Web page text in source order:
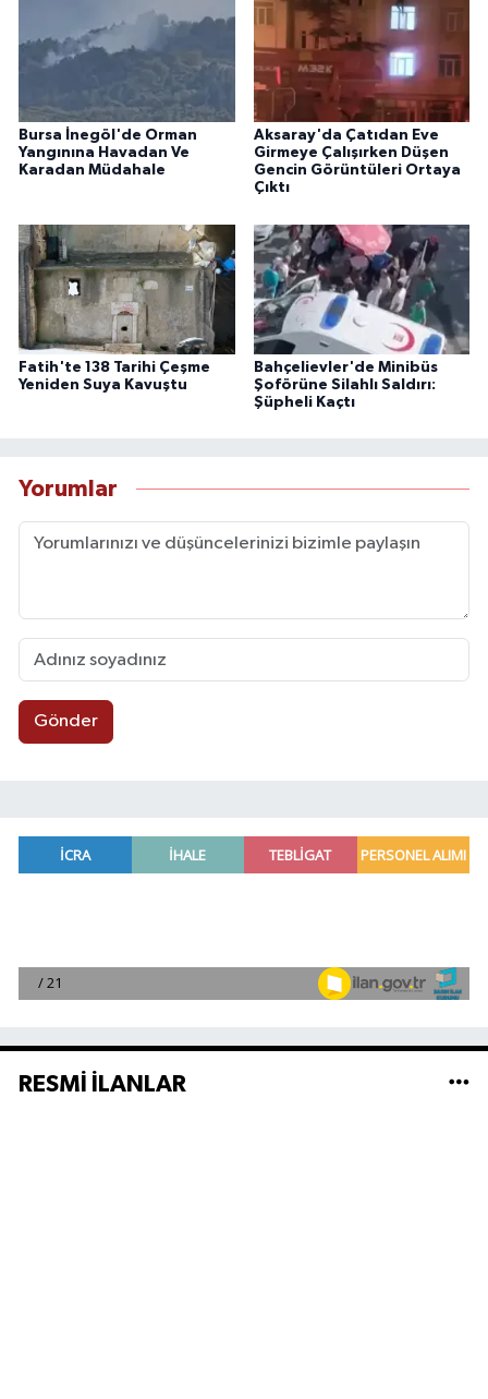
Bursa İnegöl'de Orman
Yangınına Havadan Ve
Karadan Müdahale
Aksaray'da Çatıdan Eve
Girmeye Çalışırken Düşen
Gencin Görüntüleri Ortaya
Çıktı
Fatih'te 138 Tarihi Çeşme
Yeniden Suya Kavuştu
Bahçelievler'de Minibüs
Şoförüne Silahlı Saldırı:
Şüpheli Kaçtı
Yorumlar
Gönder
RESMİ İLANLAR